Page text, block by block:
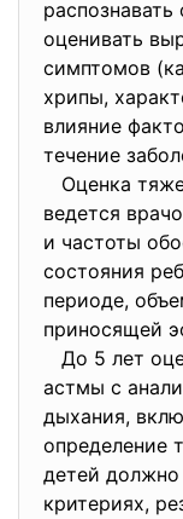
оценивать
симптомов
хрипы,
влияние
течение
Оценка
ведется
и частоты
состояния
периоде,
приносящей
До 5 лет
астмы с
дыхания,
определение
детей должно
критериях,